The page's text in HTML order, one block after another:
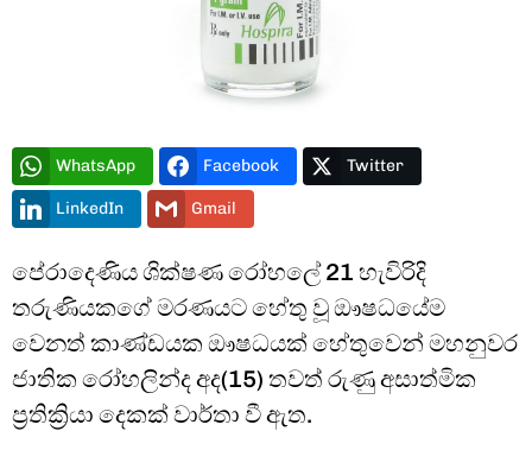
WhatsApp Facebook Twitter
LinkedIn Gmail
පේරාදෙණිය ශික්ෂණ රෝහලේ 21 හැවිරිදි
තරුණියකගේ මරණයට හේතු වූ ඖෂධයේම
වෙනත් කාණ්ඩයක ඖෂධයක් හේතුවෙන් මහනුවර
ජාතික රෝහලින්ද අද(15) තවත් රුණු අසාත්මික
ප්‍රතික්‍රියා දෙකක් වාර්තා වී ඇත.